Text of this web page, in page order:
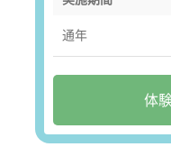
通年
体